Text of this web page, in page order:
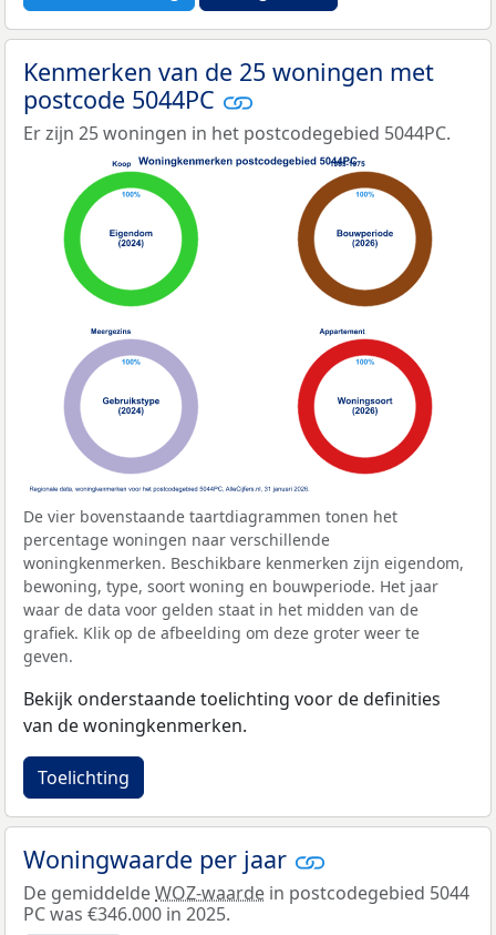
Kenmerken van de 25 woningen met
postcode 5044PC
Er zijn 25 woningen in het postcodegebied 5044PC.
De vier bovenstaande taartdiagrammen tonen het
percentage woningen naar verschillende
woningkenmerken. Beschikbare kenmerken zijn eigendom,
bewoning, type, soort woning en bouwperiode. Het jaar
waar de data voor gelden staat in het midden van de
grafiek. Klik op de afbeelding om deze groter weer te
geven.
Bekijk onderstaande toelichting voor de definities
van de woningkenmerken.
Toelichting
Woningwaarde per jaar
De gemiddeldeWOZ-waarde in postcodegebied 5044
PC was €346.000 in 2025.